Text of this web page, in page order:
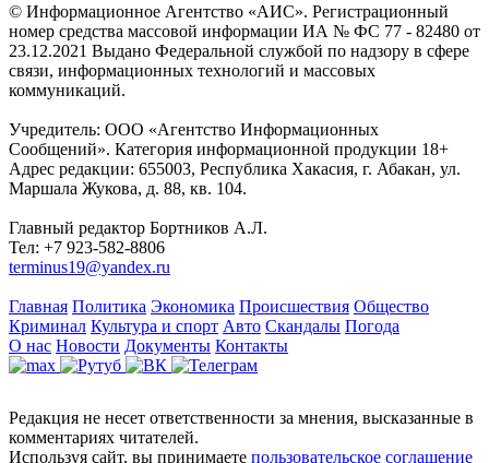
© Информационное Агентство «АИС». Регистрационный
номер средства массовой информации ИА № ФС 77 - 82480 от
23.12.2021 Выдано Федеральной службой по надзору в сфере
связи, информационных технологий и массовых
коммуникаций.
Учредитель: ООО «Агентство Информационных
Сообщений». Категория информационной продукции 18+
Адрес редакции: 655003, Республика Хакасия, г. Абакан, ул.
Маршала Жукова, д. 88, кв. 104.
Главный редактор Бортников А.Л.
Тел: +7 923-582-8806
terminus19@yandex.ru
Главная Политика Экономика Происшествия Общество
Криминал Культура и спорт Авто Скандалы Погода
О нас Новости Документы Контакты
Редакция не несет ответственности за мнения, высказанные в
комментариях читателей.
Используя сайт, вы принимаете пользовательское соглашение